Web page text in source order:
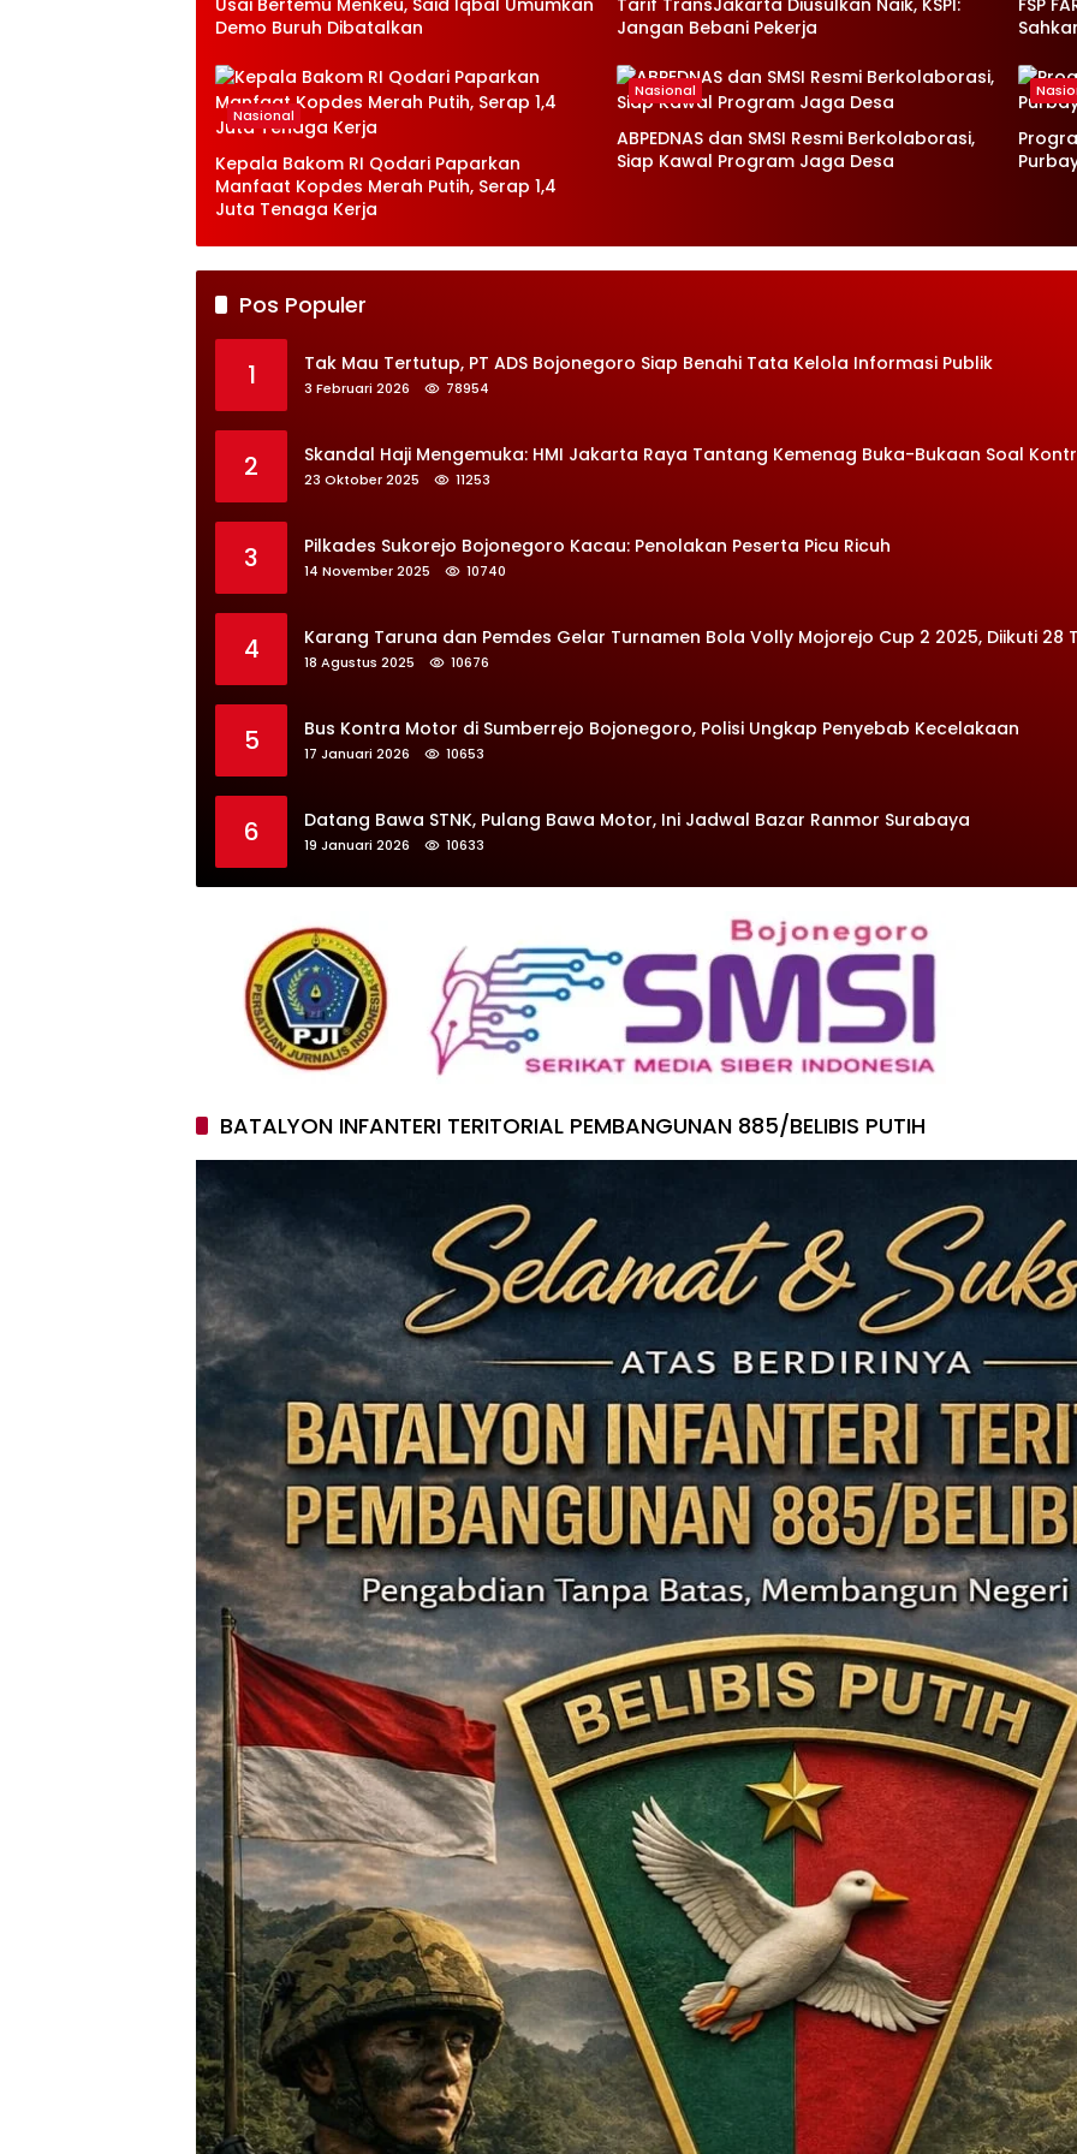
Demo Buruh Dibatalkan
Jangan Bebani Pekerja
Nasional
Kepala Bakom RI Qodari Paparkan
Manfaat Kopdes Merah Putih, Serap 1,4
Juta Tenaga Kerja
Nasional
ABPEDNAS dan SMSI Resmi Berkolaborasi,
Siap Kawal Program Jaga Desa
Pos Populer
1 Tak Mau Tertutup, PT ADS Bojonegoro Siap Benahi Tata Kelola Informasi Publik
3 Februari 2026 78954
2 Skandal Haji Mengemuka: HMI Jakarta Raya Tantang Kemenag Buka-Bukaan Soal
23 Oktober 2025 11253
3 Pilkades Sukorejo Bojonegoro Kacau: Penolakan Peserta Picu Ricuh
14 November 2025 10740
4 Karang Taruna dan Pemdes Gelar Turnamen Bola Volly Mojorejo Cup 2 2025, Diikuti 28
18 Agustus 2025 10676
5 Bus Kontra Motor di Sumberrejo Bojonegoro, Polisi Ungkap Penyebab Kecelakaan
17 Januari 2026 10653
6 Datang Bawa STNK, Pulang Bawa Motor, Ini Jadwal Bazar Ranmor Surabaya
19 Januari 2026 10633
BATALYON INFANTERI TERITORIAL PEMBANGUNAN 885/BELIBIS PUTIH